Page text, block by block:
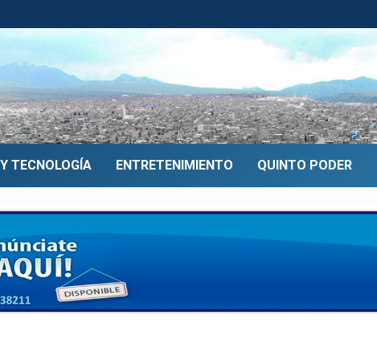
TECNOLOGÍA ENTRETENIMIENTO QUINTO PODER
Medina pretende